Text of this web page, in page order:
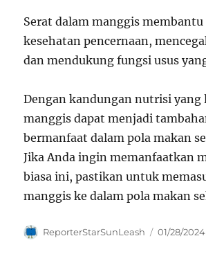
Serat dalam manggis
kesehatan pencernaan,
dan mendukung fungsi usus
Dengan kandungan nutrisi yang
manggis dapat menjadi
bermanfaat dalam pola makan
Jika Anda ingin memanfaatkan
biasa ini, pastikan untuk
manggis ke dalam pola makan
Author
ReporterStarSunLeash
Posted
01/28/2024